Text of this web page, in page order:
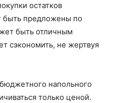
остатков
быть предложены по
быть отличным
сэкономить, не жертвуя
напольного
только ценой.